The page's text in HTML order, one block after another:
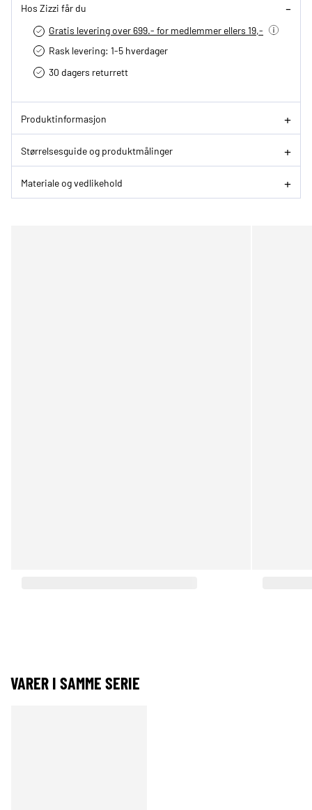
Hos Zizzi får du
Gratis levering over 699.- for medlemmer ellers 19,-
Rask levering: 1-5 hverdager
30 dagers returrett
Produktinformasjon
Størrelsesguide og produktmålinger
Materiale og vedlikehold
VARER I SAMME SERIE